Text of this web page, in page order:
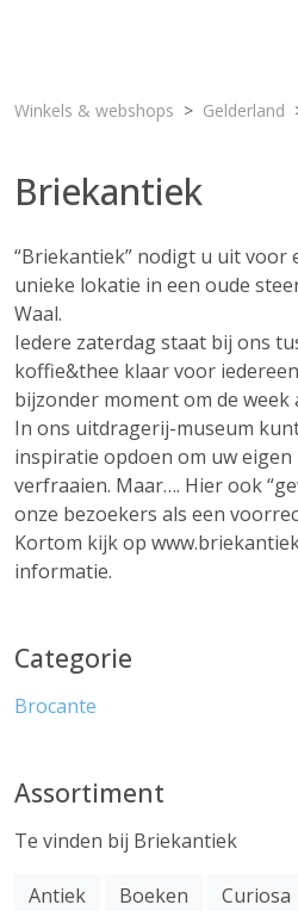
Winkels & webshops Gelderland
Briekantiek
“Briekantiek” nodigt u uit voor
unieke lokatie in een oude
Waal.
Iedere zaterdag staat bij ons
koffie&thee klaar voor
bijzonder moment om de week
In ons uitdragerij-museum
inspiratie opdoen om uw
verfraaien. Maar…. Hier ook
onze bezoekers als een
Kortom kijk op
informatie.
Categorie
Brocante
Assortiment
Te vinden bij Briekantiek
Antiek Boeken Curiosa